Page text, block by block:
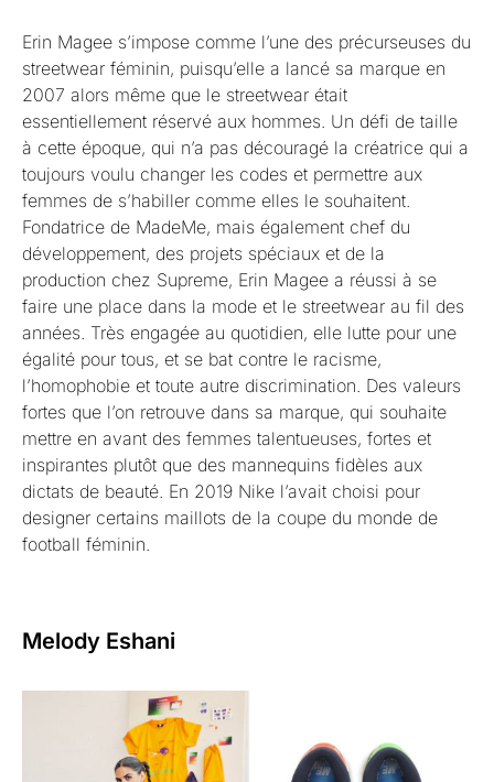
Erin Magee s’impose comme l’une des précurseuses du
streetwear féminin, puisqu’elle a lancé sa marque en
2007 alors même que le streetwear était
essentiellement réservé aux hommes. Un défi de taille
à cette époque, qui n’a pas découragé la créatrice qui a
toujours voulu changer les codes et permettre aux
femmes de s’habiller comme elles le souhaitent.
Fondatrice de MadeMe, mais également chef du
développement, des projets spéciaux et de la
production chez Supreme, Erin Magee a réussi à se
faire une place dans la mode et le streetwear au fil des
années. Très engagée au quotidien, elle lutte pour une
égalité pour tous, et se bat contre le racisme,
l’homophobie et toute autre discrimination. Des valeurs
fortes que l’on retrouve dans sa marque, qui souhaite
mettre en avant des femmes talentueuses, fortes et
inspirantes plutôt que des mannequins fidèles aux
dictats de beauté. En 2019 Nike l’avait choisi pour
designer certains maillots de la coupe du monde de
football féminin.
Melody Eshani